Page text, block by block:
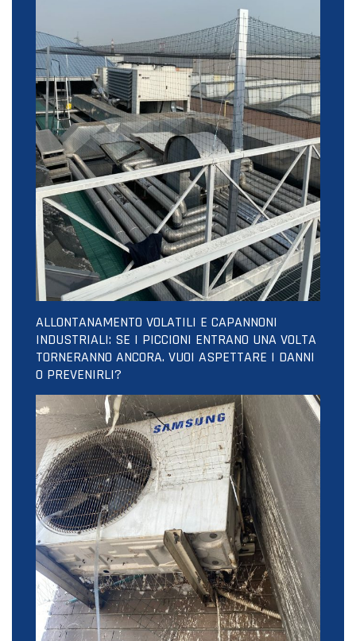
ALLONTANAMENTO VOLATILI E CAPANNONI
INDUSTRIALI: SE I PICCIONI ENTRANO UNA VOLTA
TORNERANNO ANCORA. VUOI ASPETTARE I DANNI
O PREVENIRLI?